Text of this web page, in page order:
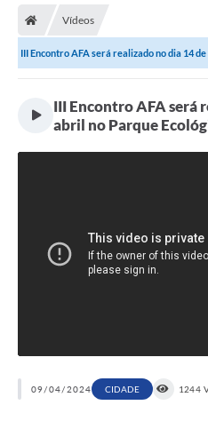
Vídeos
III Encontro AFA será realizado no dia 14
III Encontro AFA será
abril no Parque
09/04/2024 CIDADE 1244